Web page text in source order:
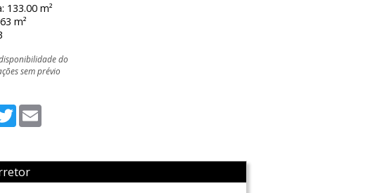
133.00 m²
m²
do
sem prévio
Twitter